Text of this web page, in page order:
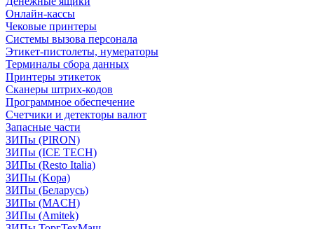
Онлайн-кассы
Чековые принтеры
Системы вызова персонала
Этикет-пистолеты, нумераторы
Терминалы сбора данных
Принтеры этикеток
Сканеры штрих-кодов
Программное обеспечение
Счетчики и детекторы валют
Запасные части
ЗИПы (PIRON)
ЗИПы (ICE TECH)
ЗИПы (Resto Italia)
ЗИПы (Kopa)
ЗИПы (Беларусь)
ЗИПы (MACH)
ЗИПы (Amitek)